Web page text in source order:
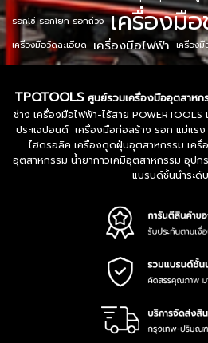
รอกโซ่ รอกโยก รอกถ่วง เครื่องมื
เครื่องมือวัดละเอียด เครื่องมือไฟฟ้า เครื่องมื
TPQTOOLS ศูนย์รวมเครื่องมืออุตสาหก
ช่าง เครื่องมือไฟฟ้า-ไร้สาย
ประแจปอนด์ เครื่องมือก่อสร้าง รอก แม่แร
ไฮดรอลิค เครื่องดูดฝุ่นอุตสาหกรรม เครื่
อุตสาหกรรม น้ำยากาวเคมีอุตสาหกรรม อุป
แบรนด์ชั้นนำระดั